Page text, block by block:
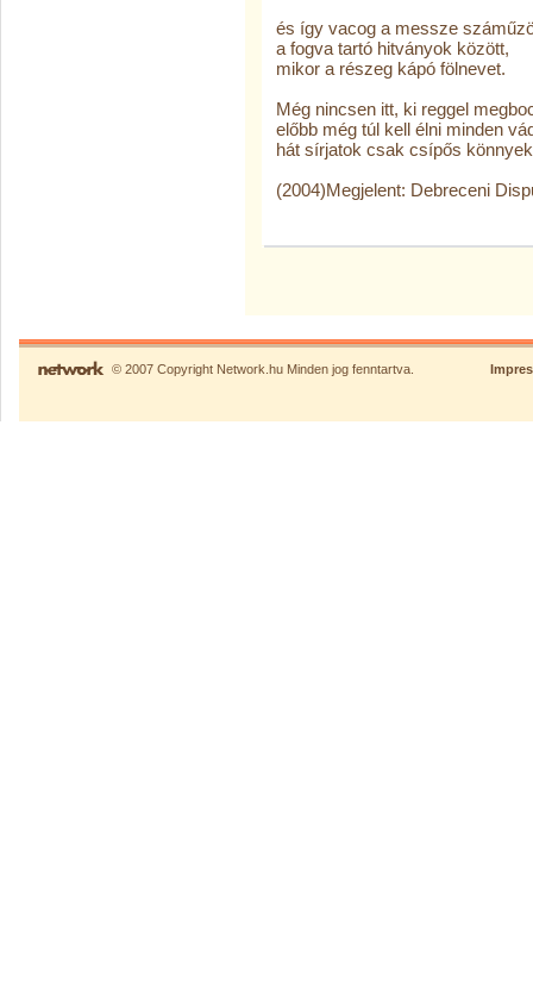
és így vacog a messze
a fogva tartó hitványok között,
mikor a részeg kápó fölnevet.
Még nincsen itt, ki reggel
előbb még túl kell élni minden
hát sírjatok csak csípős
(2004)Megjelent: Debreceni
© 2007 Copyright Network.hu Minden jog fenntartva.